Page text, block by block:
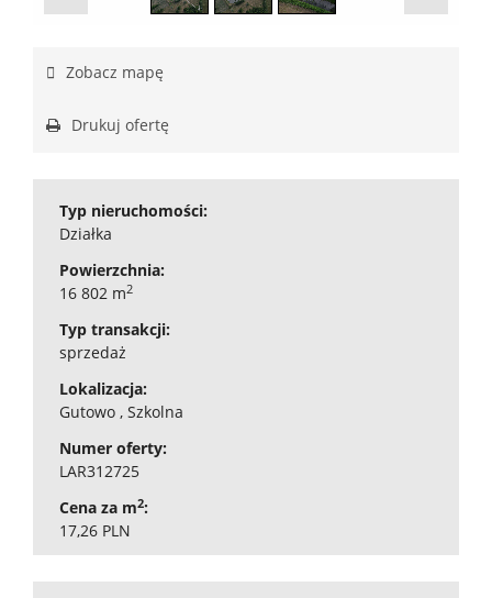
Zobacz mapę
Drukuj ofertę
Typ nieruchomości:
Działka
Powierzchnia:
16 802 m2
Typ transakcji:
sprzedaż
Lokalizacja:
Gutowo , Szkolna
Numer oferty:
LAR312725
Cena za m2:
17,26 PLN